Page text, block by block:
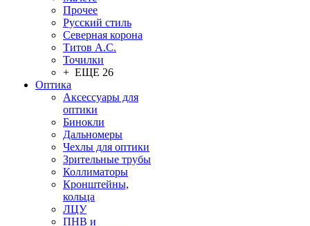
Прочее
Русский стиль
Северная корона
Титов А.С.
Точилки
+ ЕЩЕ 26
Оптика
Аксессуары для
оптики
Бинокли
Дальномеры
Чехлы для оптики
Зрительные трубы
Коллиматоры
Кронштейны,
кольца
ЛЦУ
ПНВ и